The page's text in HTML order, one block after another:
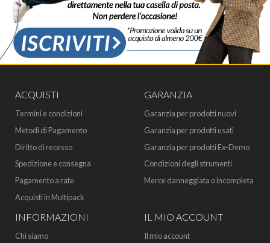
ACQUISTI
Termini e condizioni
Metodi di Pagamento
Diritto di recesso
Spedizione e consegna
Pagamento a rate
Acquisti in Multipack
GARANZIA
Garanzia per prodotti nuovi
Garanzia per prodotti usati
Garanzia per prodotti Ex-Demo
Condizioni degli strumenti
Merce danneggiata o incompleta
INFORMAZIONI
Chi siamo
IL MIO ACCOUNT
Il mio account